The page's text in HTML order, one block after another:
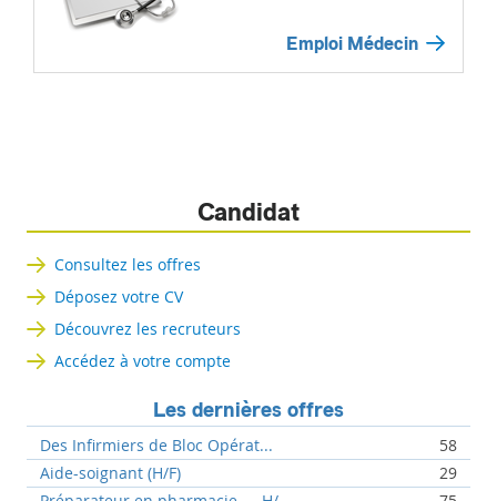
Emploi Médecin
Candidat
Consultez les offres
Déposez votre CV
Découvrez les recruteurs
Accédez à votre compte
Les dernières offres
Des Infirmiers de Bloc Opérat...
58
Aide-soignant (H/F)
29